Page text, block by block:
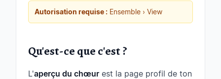
Autorisation requise : Ensemble › View
Qu'est-ce que c'est ?
L'aperçu du chœur est la page profil de ton